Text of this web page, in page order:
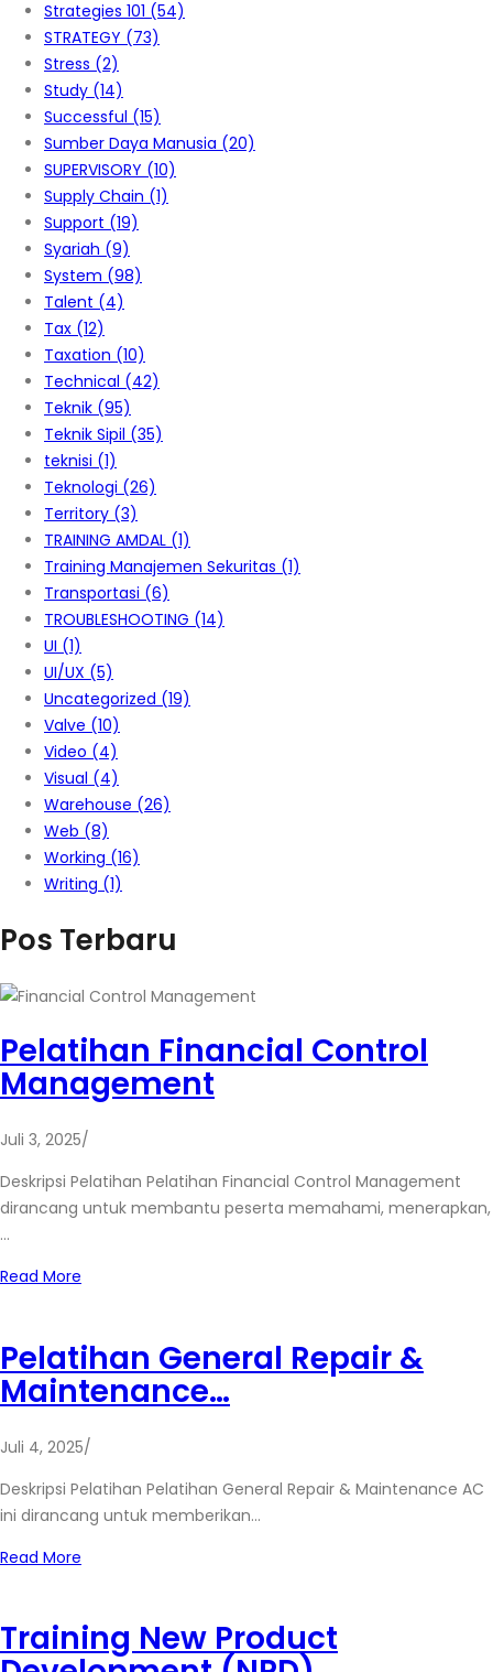
Strategies 101 (54)
STRATEGY (73)
Stress (2)
Study (14)
Successful (15)
Sumber Daya Manusia (20)
SUPERVISORY (10)
Supply Chain (1)
Support (19)
Syariah (9)
System (98)
Talent (4)
Tax (12)
Taxation (10)
Technical (42)
Teknik (95)
Teknik Sipil (35)
teknisi (1)
Teknologi (26)
Territory (3)
TRAINING AMDAL (1)
Training Manajemen Sekuritas (1)
Transportasi (6)
TROUBLESHOOTING (14)
UI (1)
UI/UX (5)
Uncategorized (19)
Valve (10)
Video (4)
Visual (4)
Warehouse (26)
Web (8)
Working (16)
Writing (1)
Pos Terbaru
Pelatihan Financial Control
Management
Juli 3, 2025/
Deskripsi Pelatihan Pelatihan Financial Control Management
dirancang untuk membantu peserta memahami, menerapkan,
…
Read More
Pelatihan General Repair &
Maintenance…
Juli 4, 2025/
Deskripsi Pelatihan Pelatihan General Repair & Maintenance AC
ini dirancang untuk memberikan…
Read More
Training New Product